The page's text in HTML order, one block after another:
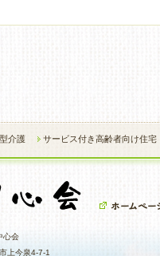
介護 サービス付き高齢者向け住宅
心会
上今泉4-7-1